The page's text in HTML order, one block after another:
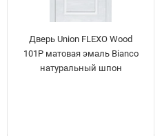
Дверь Union FLEXO Wood
101P матовая эмаль Bianco
натуральный шпон